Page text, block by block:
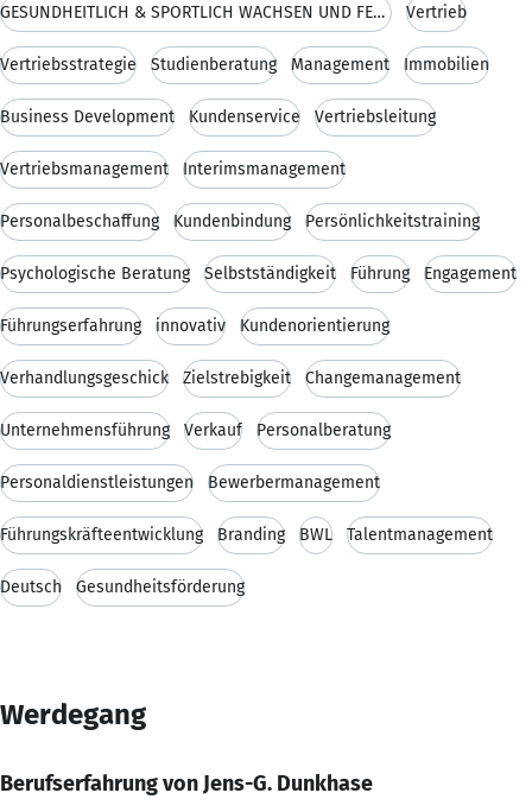
GESUNDHEITLICH & SPORTLICH WACHSEN UND FESTIGEN. S Vertrieb
Vertriebsstrategie Studienberatung Management Immobilien
Business Development Kundenservice Vertriebsleitung
Vertriebsmanagement Interimsmanagement
Personalbeschaffung Kundenbindung Persönlichkeitstraining
Psychologische Beratung Selbstständigkeit Führung Engagement
Führungserfahrung innovativ Kundenorientierung
Verhandlungsgeschick Zielstrebigkeit Changemanagement
Unternehmensführung Verkauf Personalberatung
Personaldienstleistungen Bewerbermanagement
Führungskräfteentwicklung Branding BWL Talentmanagement
Deutsch Gesundheitsförderung
Werdegang
Berufserfahrung von Jens-G. Dunkhase